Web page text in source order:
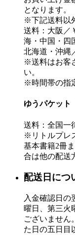
となります。
※下記送料以
送料：大阪／
海・中国・四
北海道・沖縄
※送料はお客
い。
※時間帯の指
ゆうパケット
送料：全国一
※リトルプレ
基本書籍2冊
合は他の配送
配送日につ
入金確認日の
曜日、第三火
ございません
た日の五日目